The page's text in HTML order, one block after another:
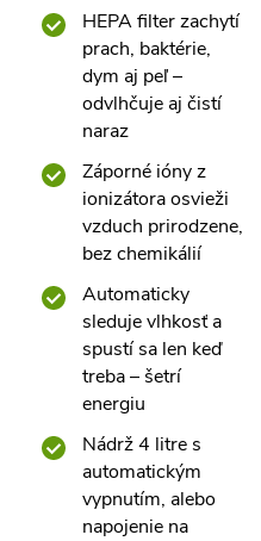
HEPA filter zachytí
prach, baktérie,
dym aj peľ –
odvlhčuje aj čistí
naraz
Záporné ióny z
ionizátora osvieži
vzduch prirodzene,
bez chemikálií
Automaticky
sleduje vlhkosť a
spustí sa len keď
treba – šetrí
energiu
Nádrž 4 litre s
automatickým
vypnutím, alebo
napojenie na